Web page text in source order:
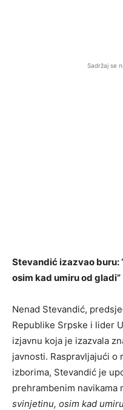
Sadržaj se
Stevandić izazvao buru:
osim kad umiru od gladi”
Nenad Stevandić,
Republike Srpske i lider
izjavnu koja je izazvala
javnosti. Raspravljajući
izborima, Stevandić je
prehrambenim navikama
svinjetinu, osim kad